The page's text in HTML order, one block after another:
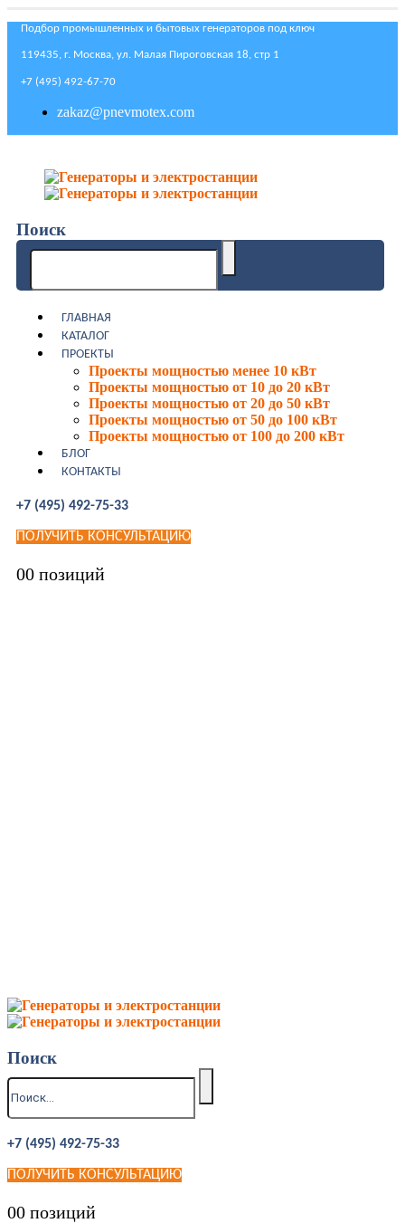
Подбор промышленных и бытовых генераторов под ключ
119435, г. Москва, ул. Малая Пироговская 18, стр 1
+7 (495) 492-67-70
zakaz@pnevmotex.com
Поиск
ГЛАВНАЯ
КАТАЛОГ
ПРОЕКТЫ
Проекты мощностью менее 10 кВт
Проекты мощностью от 10 до 20 кВт
Проекты мощностью от 20 до 50 кВт
Проекты мощностью от 50 до 100 кВт
Проекты мощностью от 100 до 200 кВт
БЛОГ
КОНТАКТЫ
+7 (495) 492-75-33
ПОЛУЧИТЬ КОНСУЛЬТАЦИЮ
00 позиций
Поиск
+7 (495) 492-75-33
ПОЛУЧИТЬ КОНСУЛЬТАЦИЮ
00 позиций